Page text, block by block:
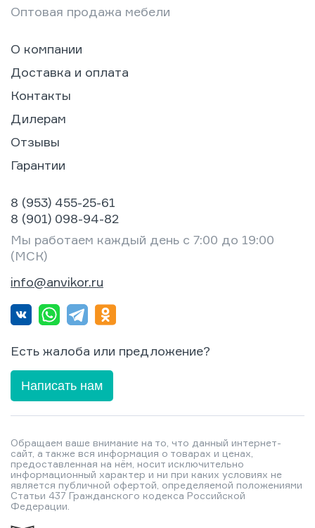
Оптовая продажа мебели
О компании
Доставка и оплата
Контакты
Дилерам
Отзывы
Гарантии
8 (953) 455-25-61
8 (901) 098-94-82
Мы работаем каждый день с 7:00 до 19:00
(МСК)
info@anvikor.ru
Есть жалоба или предложение?
Написать нам
Обращаем ваше внимание на то, что данный интернет-
сайт, а также вся информация о товарах и ценах,
предоставленная на нём, носит исключительно
информационный характер и ни при каких условиях не
является публичной офертой, определяемой положениями
Статьи 437 Гражданского кодекса Российской
Федерации.